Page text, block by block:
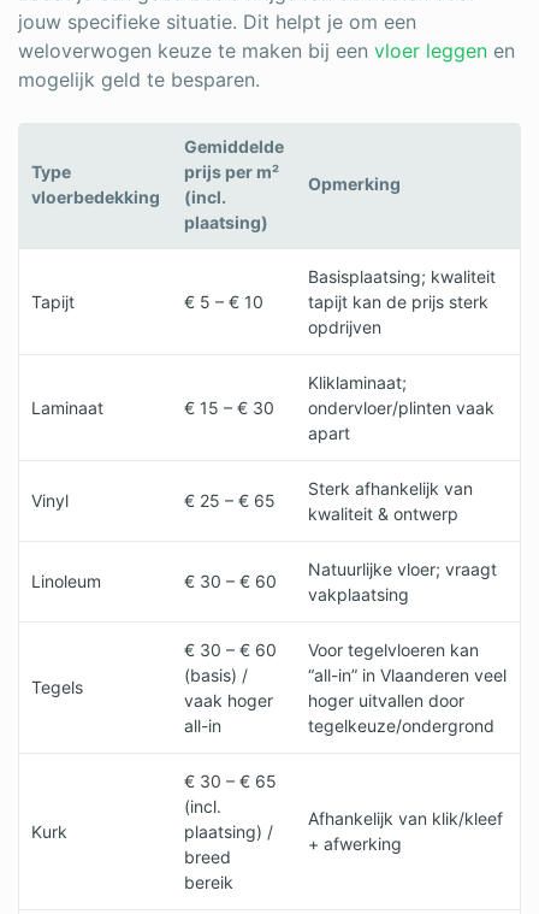
jouw specifieke situatie. Dit helpt je om een
weloverwogen keuze te maken bij een vloer leggen en
mogelijk geld te besparen.
Type
vloerbedekking
Gemiddelde
prijs per m²
(incl.
plaatsing)
Opmerking
Tapijt € 5 – € 10
Basisplaatsing; kwaliteit
tapijt kan de prijs sterk
opdrijven
Laminaat € 15 – € 30
Kliklaminaat;
ondervloer/plinten vaak
apart
Vinyl € 25 – € 65
Sterk afhankelijk van
kwaliteit & ontwerp
Linoleum € 30 – € 60
Natuurlijke vloer; vraagt
vakplaatsing
Tegels
€ 30 – € 60
(basis) /
vaak hoger
all-in
Voor tegelvloeren kan
“all-in” in Vlaanderen veel
hoger uitvallen door
tegelkeuze/ondergrond
Kurk
€ 30 – € 65
(incl.
plaatsing) /
breed
bereik
Afhankelijk van klik/kleef
+ afwerking